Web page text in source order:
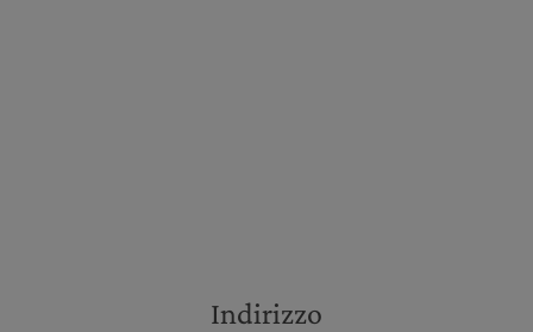
Indirizzo